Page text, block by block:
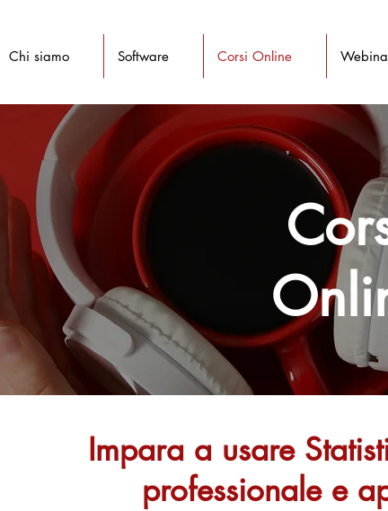
Chi siamo Software Corsi Online
Impara a usare
professionale e